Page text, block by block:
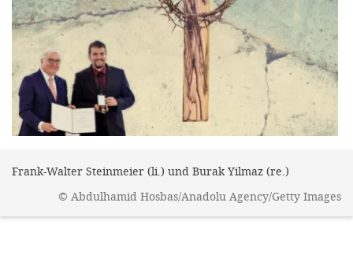
Frank-Walter Steinmeier (li.) und Burak Yilmaz (re.)
© Abdulhamid Hosbas/Anadolu Agency/Getty Images
us to
efficient,
for our
accept
cookies